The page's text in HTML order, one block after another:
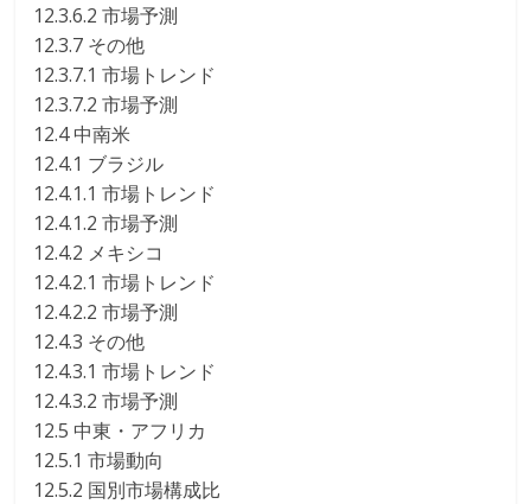
12.3.6.2 市場予測
12.3.7 その他
12.3.7.1 市場トレンド
12.3.7.2 市場予測
12.4 中南米
12.4.1 ブラジル
12.4.1.1 市場トレンド
12.4.1.2 市場予測
12.4.2 メキシコ
12.4.2.1 市場トレンド
12.4.2.2 市場予測
12.4.3 その他
12.4.3.1 市場トレンド
12.4.3.2 市場予測
12.5 中東・アフリカ
12.5.1 市場動向
12.5.2 国別市場構成比